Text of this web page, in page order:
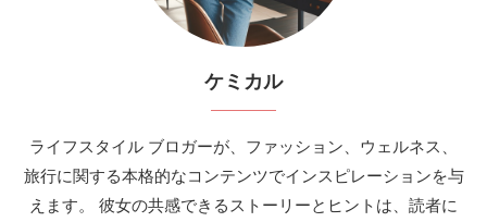
ケミカル
ライフスタイル ブロガーが、ファッション、ウェルネス、
旅行に関する本格的なコンテンツでインスピレーションを与
えます。 彼女の共感できるストーリーとヒントは、読者に